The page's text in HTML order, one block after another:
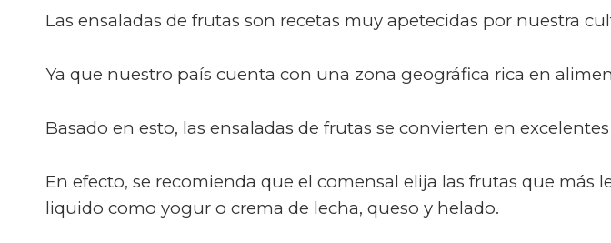
Las ensaladas de frutas son recetas muy apetecidas por nuestra
Ya que nuestro país cuenta con una zona geográfica rica en
Basado en esto, las ensaladas de frutas se convierten en
En efecto, se recomienda que el comensal elija las frutas que
liquido como yogur o crema de lecha, queso y helado.